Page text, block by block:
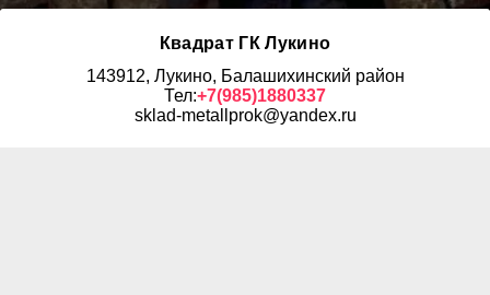
Квадрат ГК Лукино
143912, Лукино, Балашихинский район
Тел:+7(985)1880337
sklad-metallprok@yandex.ru